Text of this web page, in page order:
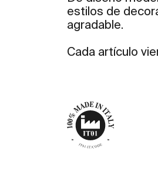
estilos de
agradable.
Cada artículo